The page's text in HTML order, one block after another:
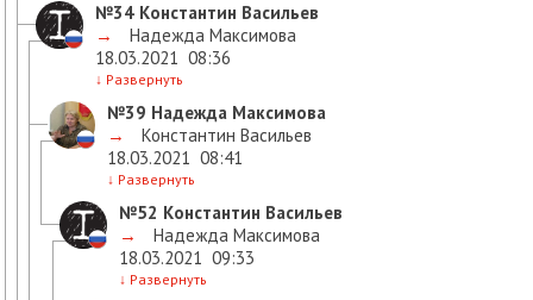
№34 Константин Васильев
→
Надежда Максимова
18.03.2021 08:36
↓ Развернуть
№39 Надежда Максимова
→
Константин Васильев
18.03.2021 08:41
↓ Развернуть
№52 Константин Васильев
→
Надежда Максимова
18.03.2021 09:33
↓ Развернуть